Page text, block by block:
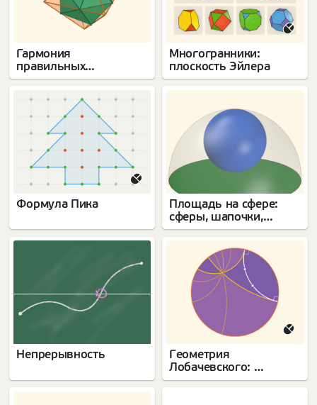
Гармония
правильных
многогранников
Многогранники:
плоскость Эйлера
Формула Пика
Площадь на сфере:
сферы, шапочки,
кольца
Непрерывность
Геометрия
Лобачевского:
интерактивная модел